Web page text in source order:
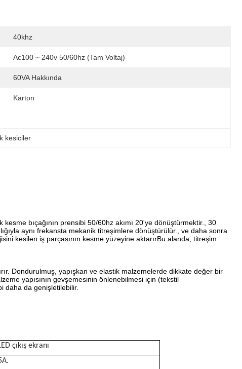
40khz
Ac100 ~ 240v 50/60hz (tam Voltaj)
60VA Hakkında
Karton
kesiciler
bıçağının prensibi 50/60hz akımı 20'ye dönüştürmektir., 30
aynı frekansta mekanik titreşimlere dönüştürülür., ve daha sonra
kesilen iş parçasının kesme yüzeyine aktarırBu alanda, titreşim
Dondurulmuş, yapışkan ve elastik malzemelerde dikkate değer bir
yapısının gevşemesinin önlenebilmesi için (tekstil
daha da genişletilebilir.
çıkış ekranı